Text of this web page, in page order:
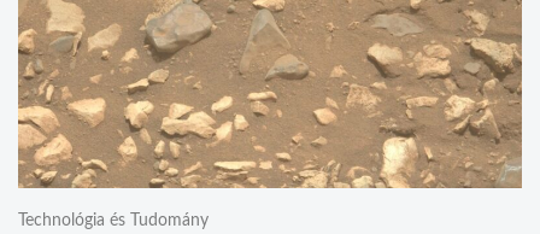
Technológia és Tudomány